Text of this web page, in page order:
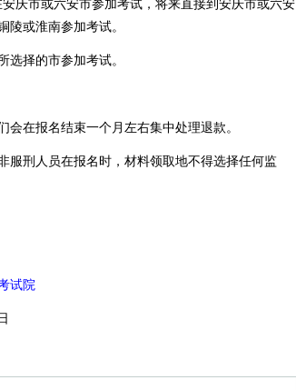
庆市或六安市参加考试，将来直接到安庆市或六安
陵或淮南参加考试。
选择的市参加考试。
在报名结束一个月左右集中处理退款。
服刑人员在报名时，材料领取地不得选择任何监
试院